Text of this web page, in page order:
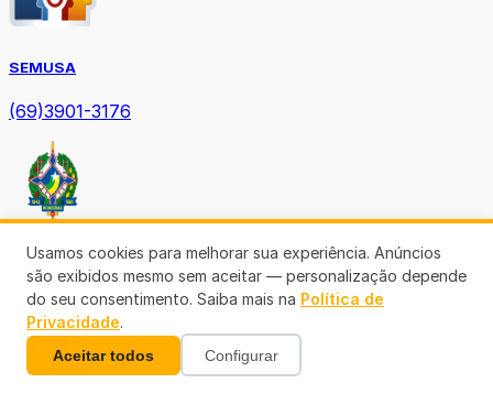
SEMUSA
(69)3901-3176
Diário Oficial TCE-RO
Usamos cookies para melhorar sua experiência. Anúncios
são exibidos mesmo sem aceitar — personalização depende
do seu consentimento. Saiba mais na Política de
Privacidade.
Aceitar todos Configurar